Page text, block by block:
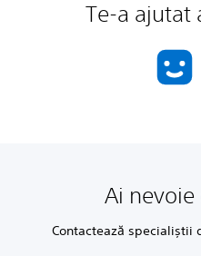
Te-a ajutat
Ai nevoie
Contactează specialiștii